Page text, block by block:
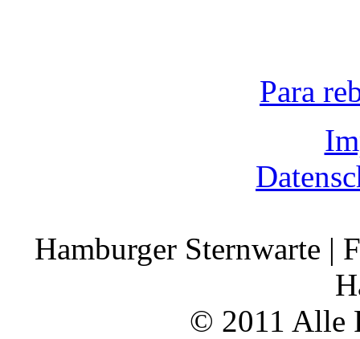
Para
Hamburger Sternwarte |
© 2011 Alle